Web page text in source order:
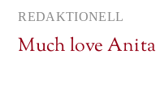
REDAKTIONELL
Much love Anita